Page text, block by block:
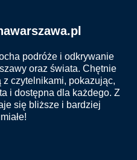
podróże i odkrywanie
oraz świata. Chętnie
czytelnikami, pokazując,
i dostępna dla każdego. Z
się bliższe i bardziej